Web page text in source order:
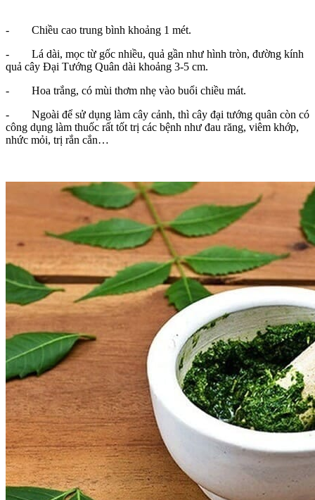
- Chiều cao trung bình khoảng 1 mét.
- Lá dài, mọc từ gốc nhiều, quả gần như hình tròn, đường kính
quả cây Đại Tướng Quân dài khoảng 3-5 cm.
- Hoa trắng, có mùi thơm nhẹ vào buổi chiều mát.
- Ngoài để sử dụng làm cây cảnh, thì cây đại tướng quân còn có
công dụng làm thuốc rất tốt trị các bệnh như đau răng, viêm khớp,
nhức mỏi, trị rắn cắn…